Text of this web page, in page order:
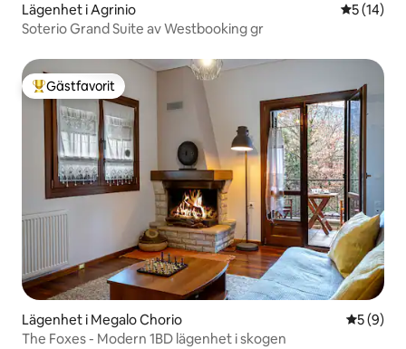
Lägenhet i Agrinio 5 av 5 i
5 (14)
Soterio Grand Suite av Westbooking gr
Populär gästfavorit
Gästfavorit
Lägenhet i Megalo Chorio 5 av 5 i
5 (9)
The Foxes - Modern 1BD lägenhet i skogen